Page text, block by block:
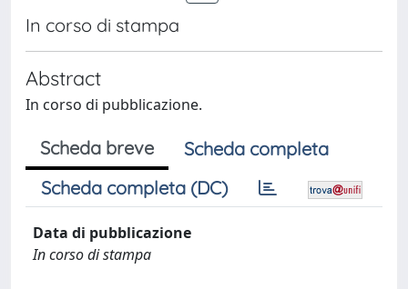
In corso di stampa
Abstract
In corso di pubblicazione.
Scheda breve
Scheda completa
Scheda completa (DC)
Data di pubblicazione
In corso di stampa